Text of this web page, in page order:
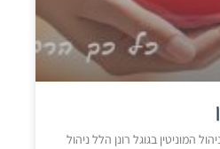
המוניטין בגוגל רונן הלל ניהול